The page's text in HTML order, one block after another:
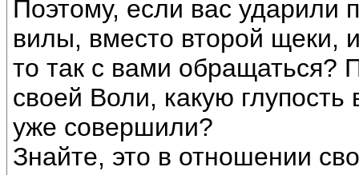
Поэтому, если вас ударили
вилы, вместо второй щеки,
то так с вами обращаться?
своей Воли, какую
уже совершили?
Знайте, это в отношении